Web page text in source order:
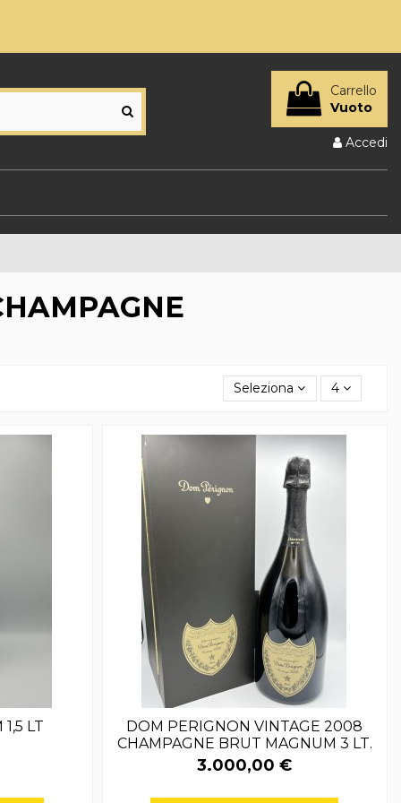
Carrello
Vuoto
Accedi
Seleziona 4
LT
DOM PERIGNON VINTAGE 2008
CHAMPAGNE BRUT MAGNUM 3 LT.
3.000,00 €